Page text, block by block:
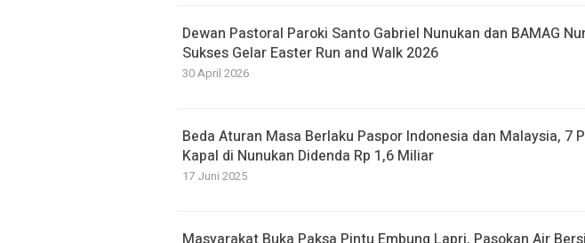
Dewan Pastoral Paroki Santo Gabriel Nunukan dan BAMAG
Sukses Gelar Easter Run and Walk 2026
30 April 2026
Beda Aturan Masa Berlaku Paspor Indonesia dan Malaysia, 7
Kapal di Nunukan Didenda Rp 1,6 Miliar
17 Juni 2025